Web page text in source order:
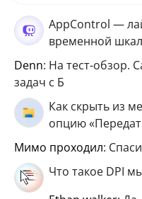
AppControl —
временной
Denn: На тест-обзор.
задач с Б
Как скрыть из
опцию
мимо проходил:
Что такое DPI